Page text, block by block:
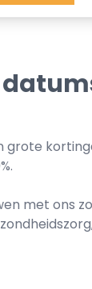
met ons